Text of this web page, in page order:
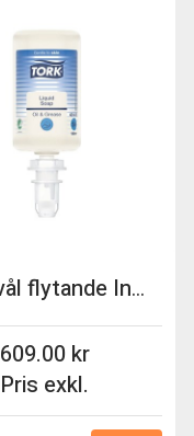
Handtvål flytande Industri Tork S4 1000ml 6st/fp
Pris exkl.
609.00